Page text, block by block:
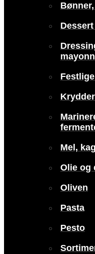
Mel,
Olie og
Oliven
Pasta
Pesto